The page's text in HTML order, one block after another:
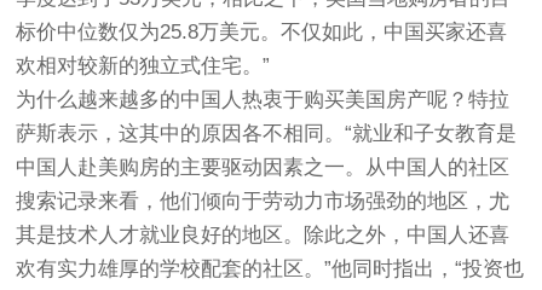
标价中位数仅为25.8万美元。不仅如此，中国买家还喜
欢相对较新的独立式住宅。”
为什么越来越多的中国人热衷于购买美国房产呢？特拉
萨斯表示，这其中的原因各不相同。“就业和子女教育是
中国人赴美购房的主要驱动因素之一。从中国人的社区
搜索记录来看，他们倾向于劳动力市场强劲的地区，尤
其是技术人才就业良好的地区。除此之外，中国人还喜
欢有实力雄厚的学校配套的社区。”他同时指出，“投资也